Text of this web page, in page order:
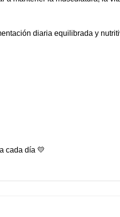
diaria equilibrada y
cada día 💛